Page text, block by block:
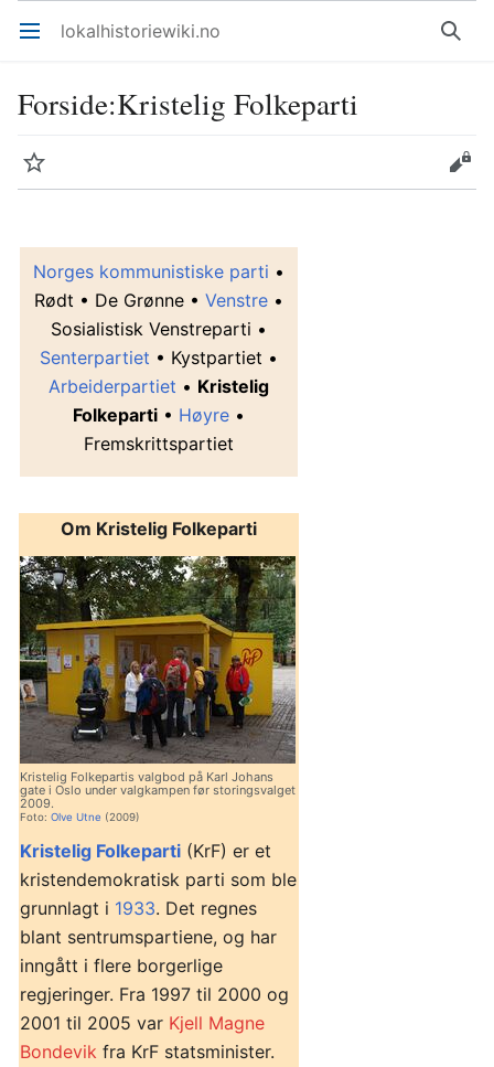
Åpne hovedmenyen lokalhistoriewiki.no Søk
Forside:Kristelig Folkeparti
Overvåk Rediger
Norges kommunistiske parti •
Rødt • De Grønne • Venstre •
Sosialistisk Venstreparti •
Senterpartiet • Kystpartiet •
Arbeiderpartiet • Kristelig
Folkeparti • Høyre •
Fremskrittspartiet
Om Kristelig Folkeparti
Kristelig Folkepartis valgbod på Karl Johans
gate i Oslo under valgkampen før storingsvalget
2009.
Foto: Olve Utne (2009)
Kristelig Folkeparti (KrF) er et
kristendemokratisk parti som ble
grunnlagt i 1933. Det regnes
blant sentrumspartiene, og har
inngått i flere borgerlige
regjeringer. Fra 1997 til 2000 og
2001 til 2005 var Kjell Magne
Bondevik fra KrF statsminister.